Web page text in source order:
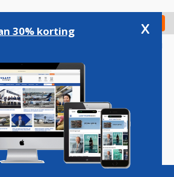
Check in
Podcasts Vacatures
30% korting x